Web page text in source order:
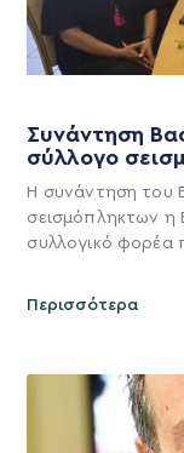
Συνάντηση
σύλλογο
Η συνάντηση του
σεισμόπληκτων η
συλλογικό φορέα
Περισσότερα